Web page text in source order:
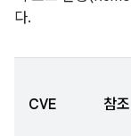
다.
CVE 참조